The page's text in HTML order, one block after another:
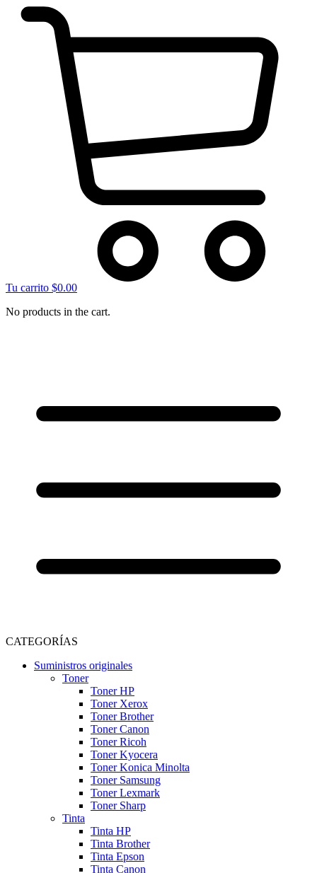
Tu carrito $0.00
No products in the cart.
CATEGORÍAS
Suministros originales
Toner
Toner HP
Toner Xerox
Toner Brother
Toner Canon
Toner Ricoh
Toner Kyocera
Toner Konica Minolta
Toner Samsung
Toner Lexmark
Toner Sharp
Tinta
Tinta HP
Tinta Brother
Tinta Epson
Tinta Canon